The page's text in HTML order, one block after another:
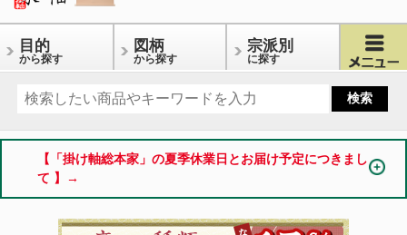
目的
から探す
図柄
から探す
宗派別
に探す
【「掛け軸総本家」の夏季休業日とお届け予定につきまし
て 】→